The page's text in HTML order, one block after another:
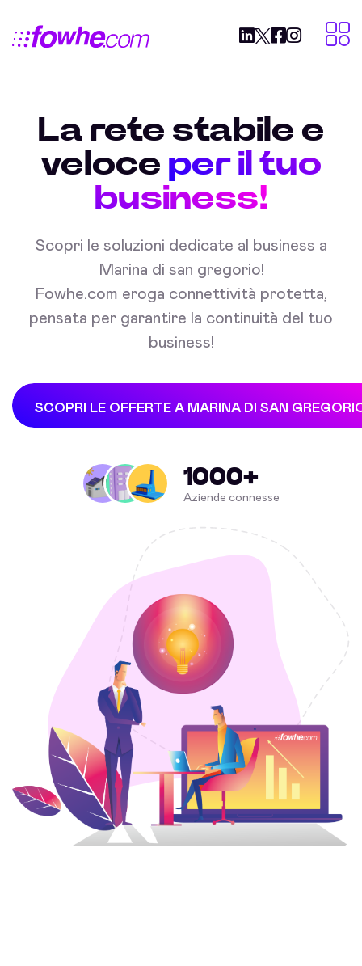
La rete stabile e
veloce per il tuo
business!
Scopri le soluzioni dedicate al business a
Marina di san gregorio!
Fowhe.com eroga connettività protetta,
pensata per garantire la continuità del tuo
business!
SCOPRI LE OFFERTE A MARINA DI SAN
1000+
Aziende connesse